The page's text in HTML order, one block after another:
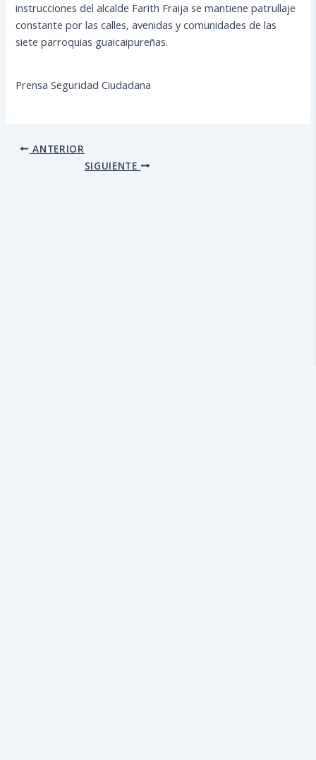
instrucciones del alcalde Farith Fraija se mantiene patrullaje
constante por las calles, avenidas y comunidades de las
siete parroquias guaicaipureñas.
Prensa Seguridad Ciudadana
ANTERIOR
SIGUIENTE